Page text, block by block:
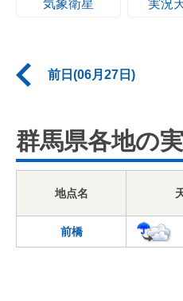
気象衛星 実況
前日(06月27日)
群馬県各地の
地点名
前橋